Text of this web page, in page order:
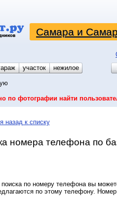
Самара и
участок
нежилое
по фотографии найти
назад к списку
номера телефона по
по номеру телефона вы
по этому телефону.